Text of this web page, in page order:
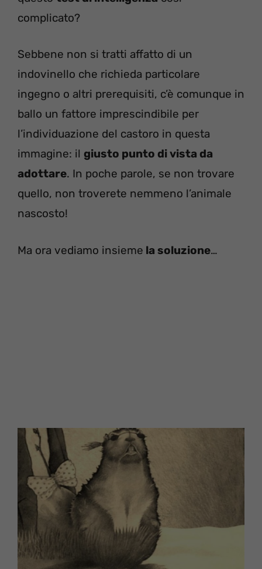
complicato?
Sebbene non si tratti affatto di un
indovinello che richieda particolare
ingegno o altri prerequisiti, c’è comunque in
ballo un fattore imprescindibile per
l’individuazione del castoro in questa
immagine: il giusto punto di vista da
adottare. In poche parole, se non trovare
quello, non troverete nemmeno l’animale
nascosto!
Ma ora vediamo insieme la soluzione…